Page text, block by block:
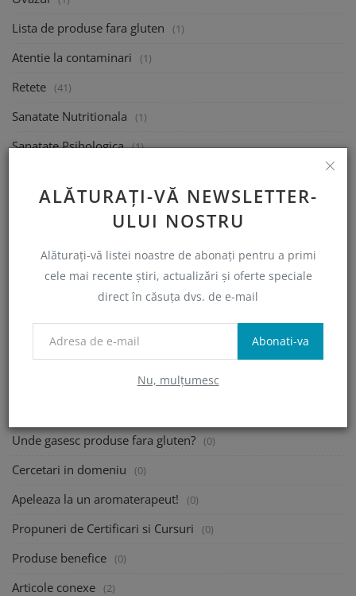
ALĂTURAȚI-VĂ NEWSLETTER-
ULUI NOSTRU
Alăturați-vă listei noastre de abonați pentru a primi
cele mai recente știri, actualizări și oferte speciale
direct în căsuța dvs. de e-mail
Abonati-va
Nu, mulțumesc
Lista de produse fara gluten (1)
Atentie la contaminari (1)
Retete (41)
Sanatate Nutritionala (1)
Sanatate Psihologica (1)
Calatoreste (1)
Semnalați un produs sau restaurant non-conform (0)
Webinarii si informatii utile (2)
Traiesc cu o persoana celiaca! (0)
Unde gasesc produse fara gluten? (0)
Cercetari in domeniu (0)
Apeleaza la un aromaterapeut! (0)
Propuneri de Certificari si Cursuri (0)
Produse benefice (0)
Articole conexe (2)